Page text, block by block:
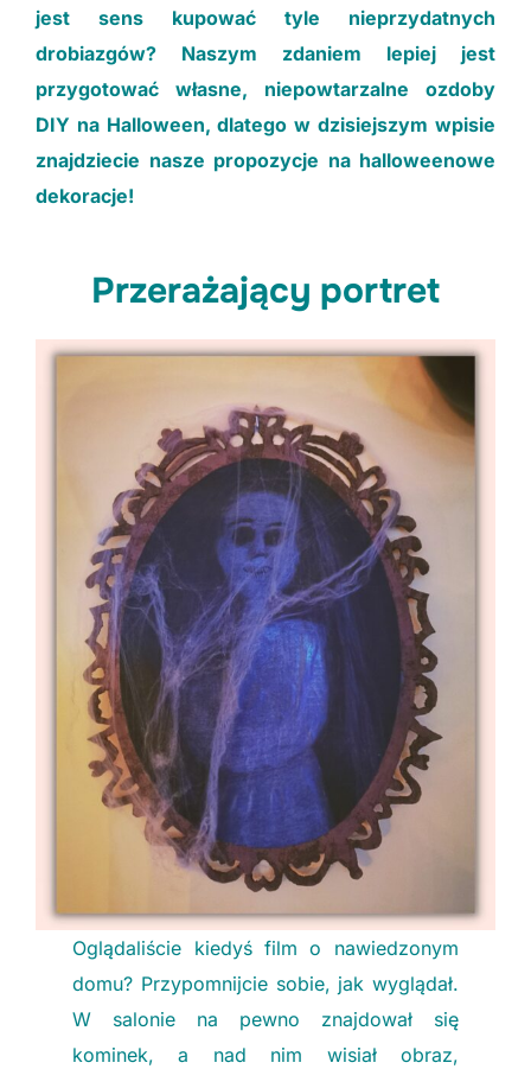
jest sens kupować tyle nieprzydatnych
drobiazgów? Naszym zdaniem lepiej jest
przygotować własne, niepowtarzalne ozdoby
DIY na Halloween, dlatego w dzisiejszym wpisie
znajdziecie nasze propozycje na halloweenowe
dekoracje!
Przerażający portret
Oglądaliście kiedyś film o nawiedzonym
domu? Przypomnijcie sobie, jak wyglądał.
W salonie na pewno znajdował się
kominek, a nad nim wisiał obraz,
Jeśli odrzucisz te
pliki cookie,
niektóre funkcje
znikną z witryny.
Marketing
odwiedzania naszej
witryny, zwiększasz
otrzymanie
spersonalizowanych
treści i ofert.